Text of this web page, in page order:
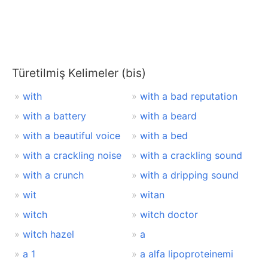
Türetilmiş Kelimeler (bis)
with
with a bad reputation
with a battery
with a beard
with a beautiful voice
with a bed
with a crackling noise
with a crackling sound
with a crunch
with a dripping sound
wit
witan
witch
witch doctor
witch hazel
a
a 1
a alfa lipoproteinemi